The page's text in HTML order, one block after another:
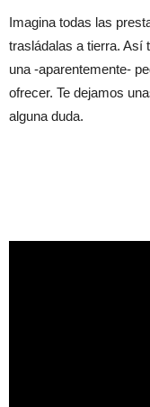
Imagina todas las
trasládalas a tierra. Así
una -aparentemente-
ofrecer. Te dejamos
alguna duda.